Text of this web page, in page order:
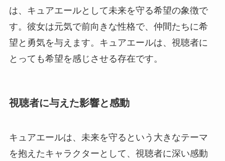
は、キュアエールとして未来を守る希望の象徴で
す。彼女は元気で前向きな性格で、仲間たちに希
望と勇気を与えます。キュアエールは、視聴者に
とっても希望を感じさせる存在です。
視聴者に与えた影響と感動
キュアエールは、未来を守るという大きなテーマ
を抱えたキャラクターとして、視聴者に深い感動